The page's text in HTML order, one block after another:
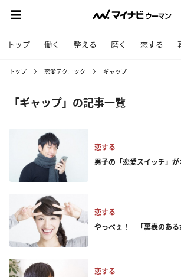
トップ 働く 整える 磨く 恋する
トップ 恋愛テクニック ギャップ
「ギャップ」の記事一覧
恋する
男子の「恋愛スイッチ」
恋する
やっべぇ！ 「裏表のある
恋する